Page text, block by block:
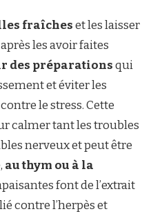
fraîcheset les laisser
les avoir faites
des préparationsqui
et éviter les
le stress. Cette
calmer tant les troubles
nerveux et peut être
au thym ou à la
font de l’extrait
contre l’herpès et